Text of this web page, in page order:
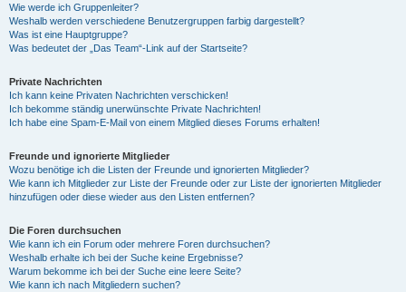
Wie werde ich Gruppenleiter?
Weshalb werden verschiedene Benutzergruppen farbig dargestellt?
Was ist eine Hauptgruppe?
Was bedeutet der „Das Team“-Link auf der Startseite?
Private Nachrichten
Ich kann keine Privaten Nachrichten verschicken!
Ich bekomme ständig unerwünschte Private Nachrichten!
Ich habe eine Spam-E-Mail von einem Mitglied dieses Forums erhalten!
Freunde und ignorierte Mitglieder
Wozu benötige ich die Listen der Freunde und ignorierten Mitglieder?
Wie kann ich Mitglieder zur Liste der Freunde oder zur Liste der ignorierten Mitglieder
hinzufügen oder diese wieder aus den Listen entfernen?
Die Foren durchsuchen
Wie kann ich ein Forum oder mehrere Foren durchsuchen?
Weshalb erhalte ich bei der Suche keine Ergebnisse?
Warum bekomme ich bei der Suche eine leere Seite?
Wie kann ich nach Mitgliedern suchen?